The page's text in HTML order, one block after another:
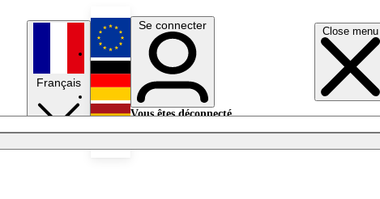
Close menu
Français
English
Deutsch
Se connecter
Vous êtes déconnecté.